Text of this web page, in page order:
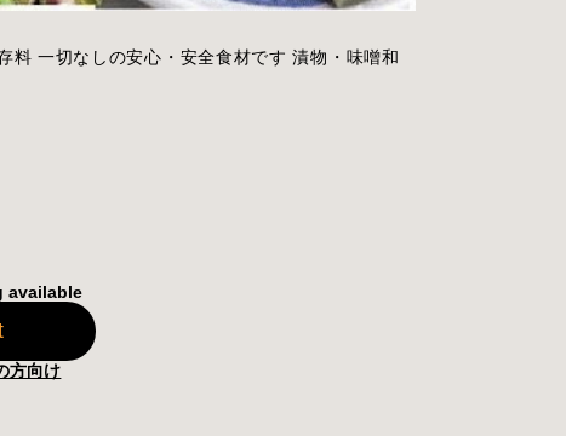
料 一切なしの安心・安全食材です 漬物・味噌和
available
方向け